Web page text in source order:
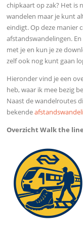
chipkaart op zak? Het is
wandelen maar je kunt
eindigt. Op deze manier
afstandswandelingen.
met je en kun je ze
zelf ook nog kunt gaan
Hieronder vind je een
heb, waar ik mee bezig
Naast de wandelroutes
bekende
Overzicht Walk the line